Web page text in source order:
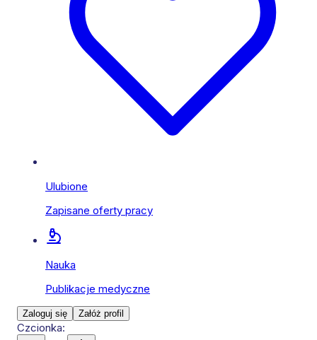
Ulubione
Zapisane oferty pracy
Nauka
Publikacje medyczne
Zaloguj się Załóż profil
Czcionka: